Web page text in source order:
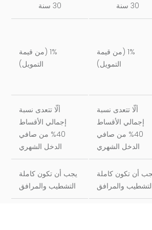
30 سنة 30 سنة
1% (من قيمة
التمويل)
1% (من قيمة
التمويل)
ألّا تتعدى نسبة
إجمالي الأقساط
40% من صافي
الدخل الشهري
ألّا تتعدى نسبة
إجمالي الأقساط
40% من صافي
الدخل الشهري
أن تكون كاملة
والمرافق
يجب أن تكون كاملة
التشطيب والمرافق